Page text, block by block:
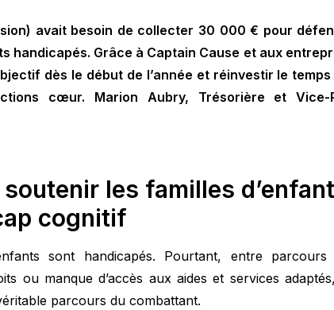
avait besoin de collecter 30 000 € pour
handicapés. Grâce à Captain Cause et aux
dès le début de l’année et réinvestir le
cœur. Marion Aubry, Trésorière et Vice-
les familles
cognitif
sont handicapés. Pourtant, entre parcours
ou manque d’accès aux aides et services
parcours du combattant.